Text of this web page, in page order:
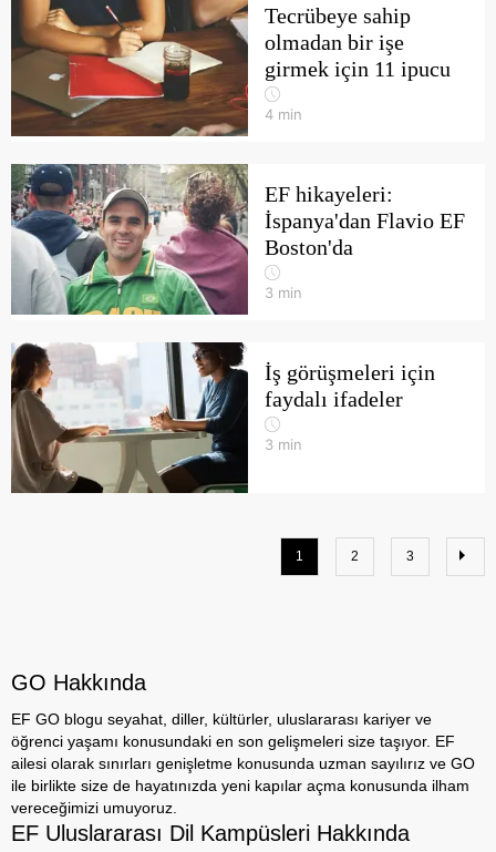
Tecrübeye sahip
olmadan bir işe
girmek için 11 ipucu
4 min
EF hikayeleri:
İspanya'dan Flavio EF
Boston'da
3 min
İş görüşmeleri için
faydalı ifadeler
3 min
1 2 3
GO Hakkında
EF GO blogu seyahat, diller, kültürler, uluslararası kariyer ve
öğrenci yaşamı konusundaki en son gelişmeleri size taşıyor. EF
ailesi olarak sınırları genişletme konusunda uzman sayılırız ve GO
ile birlikte size de hayatınızda yeni kapılar açma konusunda ilham
vereceğimizi umuyoruz.
EF Uluslararası Dil Kampüsleri Hakkında